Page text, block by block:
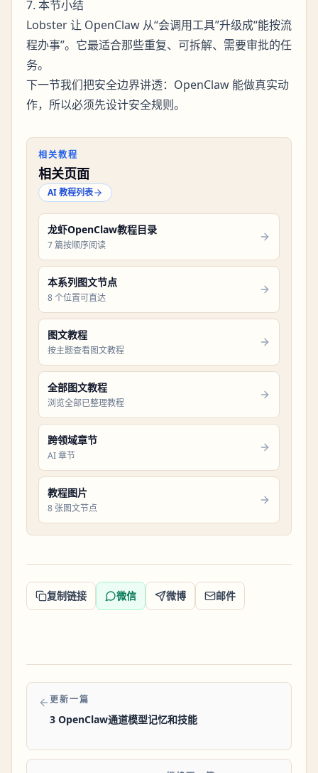
7. 本节小结
Lobster 让 OpenClaw 从“会调用工具”升级成“能按流
程办事”。它最适合那些重复、可拆解、需要审批的任
务。
下一节我们把安全边界讲透：OpenClaw 能做真实动
作，所以必须先设计安全规则。
相关教程
相关页面
AI 教程列表
龙虾OpenClaw教程目录
7 篇按顺序阅读
本系列图文节点
8 个位置可直达
图文教程
按主题查看图文教程
全部图文教程
浏览全部已整理教程
跨领域章节
AI 章节
教程图片
8 张图文节点
复制链接 微信 微博 邮件
更新一篇
3 OpenClaw通道模型记忆和技能